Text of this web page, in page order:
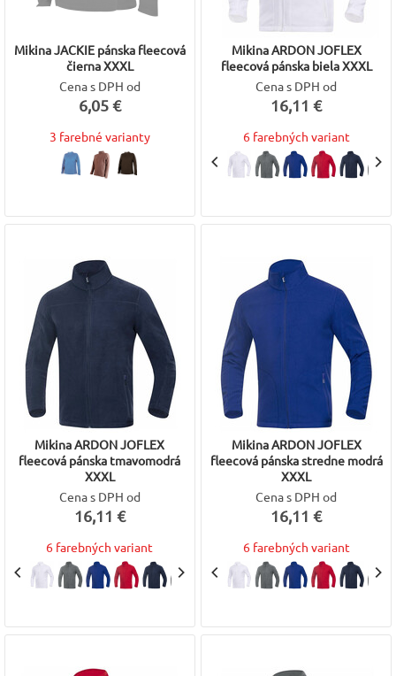
Mikina JACKIE pánska fleecová
čierna XXXL
Cena s DPH od
6,05 €
3 farebné varianty
Mikina ARDON JOFLEX
fleecová pánska biela XXXL
Cena s DPH od
16,11 €
6 farebných variant
Mikina ARDON JOFLEX
fleecová pánska tmavomodrá
XXXL
Cena s DPH od
16,11 €
6 farebných variant
Mikina ARDON JOFLEX
fleecová pánska stredne modrá
XXXL
Cena s DPH od
16,11 €
6 farebných variant